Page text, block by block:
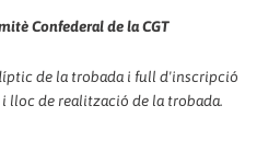
Confederal de la CGT
de la trobada i full d'inscripció
lloc de realització de la trobada.